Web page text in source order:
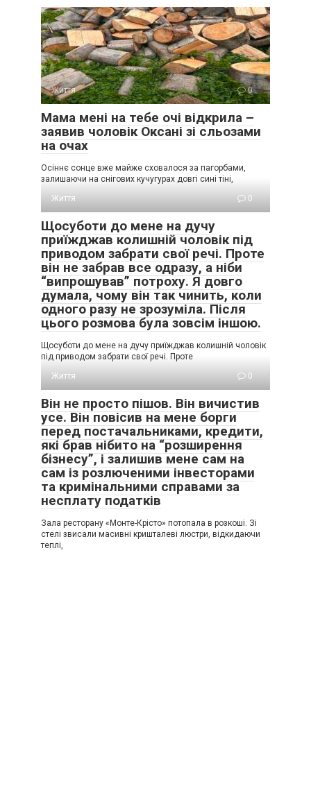
Життя 0
Мама мені на тебе очі відкрила –
заявив чоловік Оксані зі сльозами
на очах
Осіннє сонце вже майже сховалося за пагорбами,
залишаючи на снігових кучугурах довгі сині тіні,
Життя
0
Щосуботи до мене на дучу
приїжджав колишній чоловік під
приводом забрати свої речі. Проте
він не забрав все одразу, а ніби
“випрошував” потроху. Я довго
думала, чому він так чинить, коли
одного разу не зрозуміла. Після
цього розмова була зовсім іншою.
Щосуботи до мене на дучу приїжджав колишній чоловік
під приводом забрати свої речі. Проте
Життя
0
Він не просто пішов. Він вичистив
усе. Він повісив на мене борги
перед постачальниками, кредити,
які брав нібито на “розширення
бізнесу”, і залишив мене сам на
сам із розлюченими інвесторами
та кримінальними справами за
несплату податків
Зала ресторану «Монте-Крісто» потопала в розкоші. Зі
стелі звисали масивні кришталеві люстри, відкидаючи
теплі,